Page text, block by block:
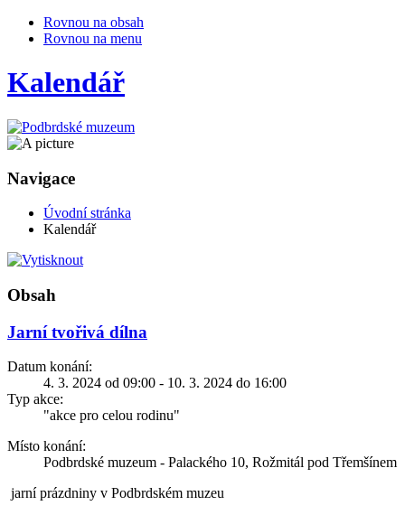
Rovnou na obsah
Rovnou na menu
Kalendář
Navigace
Úvodní stránka
Kalendář
Obsah
Jarní tvořivá dílna
Datum konání:
4. 3. 2024 od 09:00 - 10. 3. 2024 do 16:00
Typ akce:
"akce pro celou rodinu"
Místo konání:
Podbrdské muzeum - Palackého 10, Rožmitál pod Třemšínem
jarní prázdniny v Podbrdském muzeu